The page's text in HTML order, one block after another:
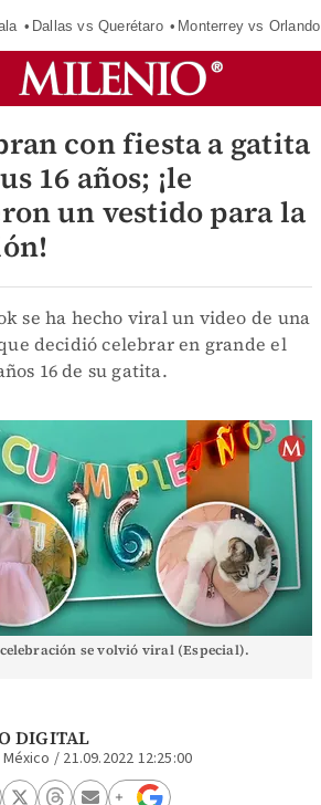
Dallas vs Querétaro Monterrey vs Orlando
con fiesta a gatita
16 años; ¡le
un vestido para la
se ha hecho viral un video de una
decidió celebrar en grande el
16 de su gatita.
se volvió viral (Especial).
DIGITAL
/ 21.09.2022 12:25:00